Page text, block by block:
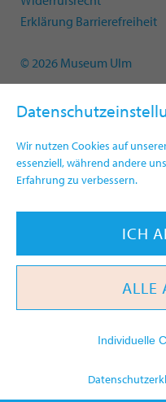
Wir nutzen Cookies auf
essenziell, während andere
Erfahrung zu verbessern.
ICH
ALLE
Individuelle
Erklärung Barrierefreiheit
© 2026 Museum Ulm